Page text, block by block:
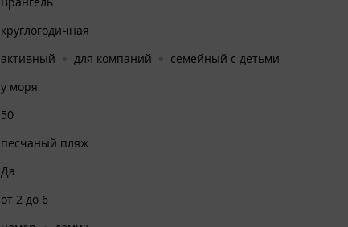
круглогодичная
активный для компаний
семейный с детьми
у моря
50
песчаный пляж
Да
от 2 до 6